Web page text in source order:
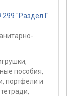
"Раздел I"
пособия,
портфели и